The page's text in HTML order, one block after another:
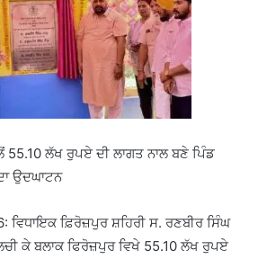
55.10 ਲੱਖ ਰੁਪਏ ਦੀ ਲਾਗਤ ਨਾਲ ਬਣੇ ਪਿੰਡ
ਉਦਘਾਟਨ
ਫ਼ਿਰੋਜ਼ਪੁਰ ਸ਼ਹਿਰੀ ਸ. ਰਣਬੀਰ ਸਿੰਘ
ਕੇ ਬਲਾਕ ਫਿਰੋਜ਼ਪੁਰ ਵਿਖੇ 55.10 ਲੱਖ ਰੁਪਏ